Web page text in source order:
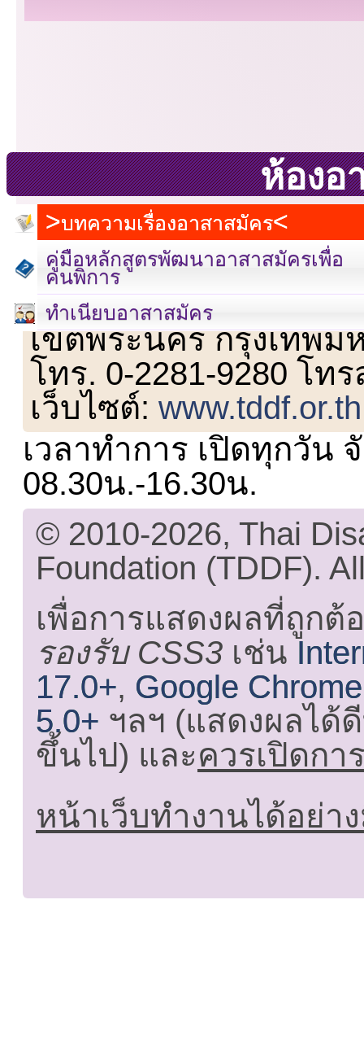
ห้องอ
บทความเรื่องอาสาสมัคร
คู่มือหลักสูตรพัฒนาอาสาสมัครเพื่อ
คนพิการ
ทำเนียบอาสาสมัคร
เลขที่ 23 ชั้น 2 ถนนวิ
เขตพระนคร กรุงเทพม
โทร. 0-2281-9280 โท
เว็บไซต์:www.tddf.or.th
เวลาทำการ เปิดทุกวัน
08.30น.-16.30น.
© 2010-2026, Thai
Foundation (TDDF).
เพื่อการแสดงผลที่ถูกต้
รองรับ CSS3 เช่น
17.0+, Google
5.0+ ฯลฯ (แสดงผลได้
ขึ้นไป) และควรเปิดกา
หน้าเว็บทำงานได้อย่า